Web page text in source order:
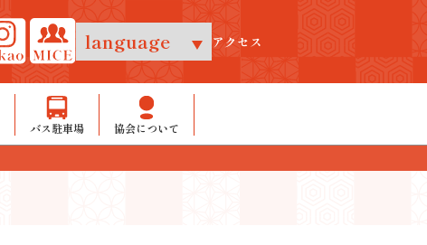
アクセス
バス駐車場 協会について